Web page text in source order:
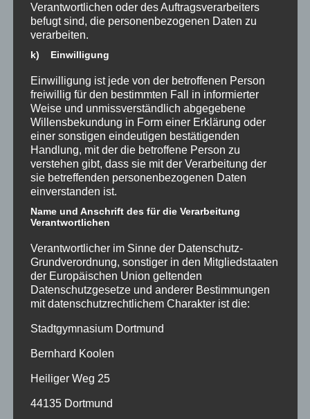
Kreativer Jahresabschluss der
Klasse 6a: Lesekisten zu dem
Roman School of Talents
Zum Abschluss des Schuljahres hat die
spannende Lektüre School of Talents –
Erste Stunde: Tierisch laut! von Silke
Schellhammer gelesen. Die...
Verantwortlichen oder des Auftragsverarbeiters
befugt sind, die personenbezogenen Daten zu
verarbeiten.
k) Einwilligung
Einwilligung ist jede von der betroffenen Person
freiwillig für den bestimmten Fall in informierter
Weise und unmissverständlich abgegebene
Willensbekundung in Form einer Erklärung oder
einer sonstigen eindeutigen bestätigenden
Handlung, mit der die betroffene Person zu
verstehen gibt, dass sie mit der Verarbeitung der
sie betreffenden personenbezogenen Daten
einverstanden ist.
Name und Anschrift des für die Verarbeitung
Verantwortlichen
Verantwortlicher im Sinne der Datenschutz-
Grundverordnung, sonstiger in den Mitgliedstaaten
der Europäischen Union geltenden
Datenschutzgesetze und anderer Bestimmungen
mit datenschutzrechtlichem Charakter ist die:
Stadtgymnasium Dortmund
Bernhard Koolen
Heiliger Weg 25
44135 Dortmund